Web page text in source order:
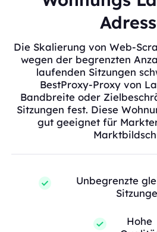
Die Skalierung von Web-
wegen der begrenzten
laufenden Sitzungen
BestProxy-Proxy von
Bandbreite oder
Sitzungen fest. Diese
gut geeignet für
Unbegrenzte
Hohe